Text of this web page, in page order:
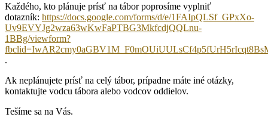
Každého, kto plánuje prísť na tábor poprosíme vyplniť
dotazník: https://docs.google.com/forms/d/e/1FAIpQLSf_GPxXo-
Uv9EVYJg2wza63wKwFaPTBG3MkfcdjQQLnu-
1BBg/viewform?
.
Ak neplánujete prísť na celý tábor, prípadne máte iné otázky,
kontaktujte vodcu tábora alebo vodcov oddielov.
Tešíme sa na Vás.